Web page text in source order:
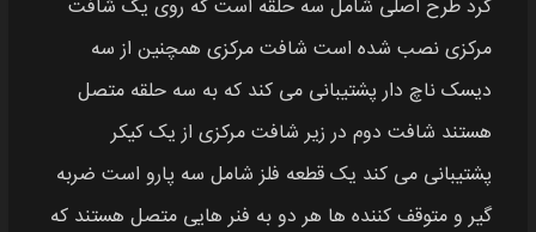
کرد طرح اصلی شامل سه حلقه است که روی یک شافت
مرکزی نصب شده است شافت مرکزی همچنین از سه
دیسک ناچ دار پشتیبانی می‌ کند که به سه حلقه متصل
هستند شافت دوم در زیر شافت مرکزی از یک کیکر
پشتیبانی می‌ کند یک قطعه فلز شامل سه پارو است ضربه
گیر و متوقف کننده‌ ها هر دو به فنر هایی متصل هستند که